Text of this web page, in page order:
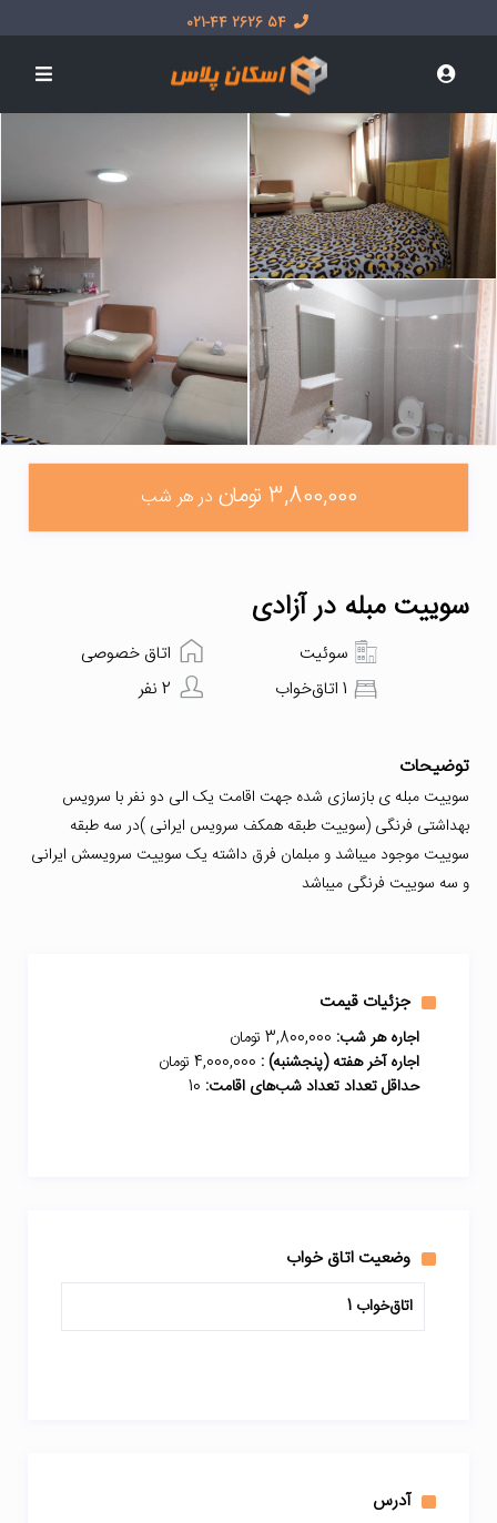
54 2626 021-44
3,800,000 تومان در هر شب
سوییت مبله در آزادی
اتاق خصوصی
سوئیت
2 نفر
1 اتاق‌خواب
توضیحات
سوییت مبله ی بازسازی شده جهت اقامت یک الی دو نفر با سرویس
بهداشتی فرنگی (سوییت طبقه همکف سرویس ایرانی )در سه طبقه
سوییت موجود میباشد و مبلمان فرق داشته یک سوییت سرویسش ایرانی
و سه سوییت فرنگی میباشد
جزئیات قیمت
اجاره هر شب:
اجاره آخر هفته (پنجشنبه) :
حداقل تعداد تعداد شب‌های اقامت:
وضعیت اتاق خواب
اتاق‌خواب 1
آدرس